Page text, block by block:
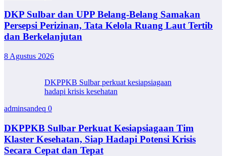
DKP Sulbar dan UPP Belang-Belang Samakan
Persepsi Perizinan, Tata Kelola Ruang Laut Tertib
dan Berkelanjutan
8 Agustus 2026
DKPPKB Sulbar perkuat kesiapsiagaan
hadapi krisis kesehatan
adminsandeq 0
DKPPKB Sulbar Perkuat Kesiapsiagaan Tim
Klaster Kesehatan, Siap Hadapi Potensi Krisis
Secara Cepat dan Tepat